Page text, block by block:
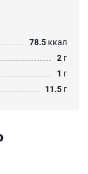
78.5 ккал
2 г
1 г
11.5 г